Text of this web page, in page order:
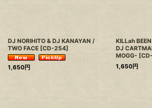
DJ NORIHITO & DJ KANAYAN /
TWO FACE [CD-254]
1,650円
KILLah
DJ
MOGG- [
1,650円